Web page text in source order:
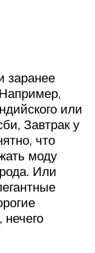
заранее
или
Завтрак у
что
моду
Или
нечего